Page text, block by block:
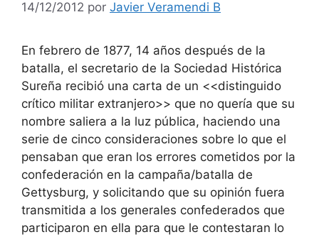
14/12/2012 por Javier Veramendi B
En febrero de 1877, 14 años después de la
batalla, el secretario de la Sociedad Histórica
Sureña recibió una carta de un <<distinguido
crítico militar extranjero>> que no quería que su
nombre saliera a la luz pública, haciendo una
serie de cinco consideraciones sobre lo que el
pensaban que eran los errores cometidos por la
confederación en la campaña/batalla de
Gettysburg, y solicitando que su opinión fuera
transmitida a los generales confederados que
participaron en ella para que le contestaran lo